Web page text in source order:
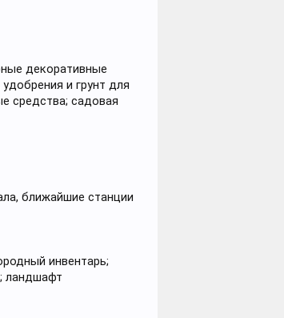
декоративные
и грунт для
средства; садовая
ближайшие станции
инвентарь;
ландшафт